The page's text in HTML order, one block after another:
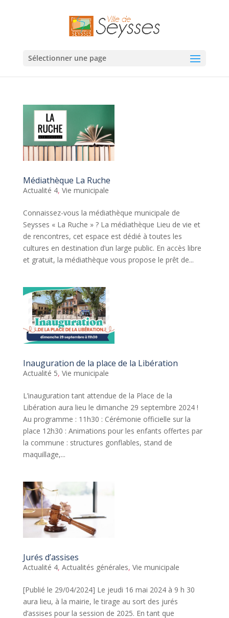
Sélectionner une page
Médiathèque La Ruche
Actualité 4, Vie municipale
Connaissez-vous la médiathèque municipale de
Seysses « La Ruche » ? La médiathèque Lieu de vie et
de rencontres, cet espace est dédié à toutes les
cultures en destination d’un large public. En accès libre
et gratuit, la médiathèque vous propose le prêt de...
Inauguration de la place de la Libération
Actualité 5, Vie municipale
L’inauguration tant attendue de la Place de la
Libération aura lieu le dimanche 29 septembre 2024 !
Au programme : 11h30 : Cérémonie officielle sur la
place 12h30 : Animations pour les enfants offertes par
la commune : structures gonflables, stand de
maquillage,...
Jurés d’assises
Actualité 4, Actualités générales, Vie municipale
[Publié le 29/04/2024] Le jeudi 16 mai 2024 à 9 h 30
aura lieu, à la mairie, le tirage au sort des jurés
d’assises pour la session de 2025. En tant que